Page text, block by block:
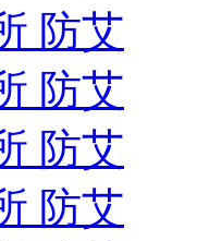
防艾
防艾
防艾
防艾